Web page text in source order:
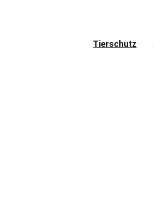
Tierschutz